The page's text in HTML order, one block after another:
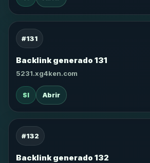
#131
Backlink generado 131
5231.xg4ken.com
SI Abrir
#132
Backlink generado 132